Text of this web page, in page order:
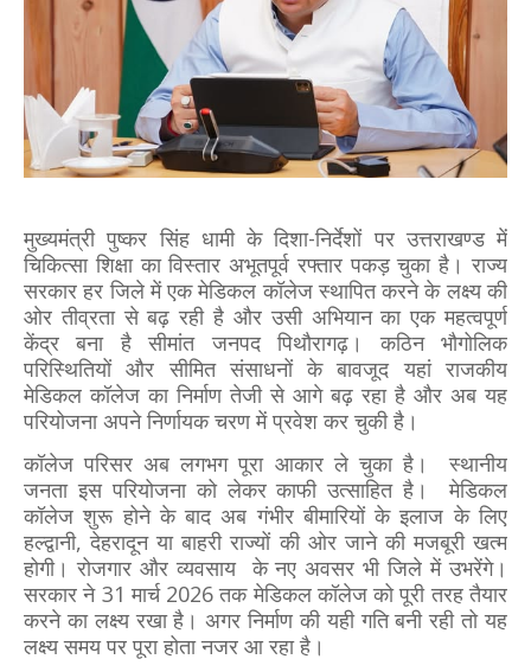
मुख्यमंत्री पुष्कर सिंह धामी के दिशा-निर्देशों पर उत्तराखण्ड में
चिकित्सा शिक्षा का विस्तार अभूतपूर्व रफ्तार पकड़ चुका है। राज्य
सरकार हर जिले में एक मेडिकल कॉलेज स्थापित करने के लक्ष्य की
ओर तीव्रता से बढ़ रही है और उसी अभियान का एक महत्वपूर्ण
केंद्र बना है सीमांत जनपद पिथौरागढ़। कठिन भौगोलिक
परिस्थितियों और सीमित संसाधनों के बावजूद यहां राजकीय
मेडिकल कॉलेज का निर्माण तेजी से आगे बढ़ रहा है और अब यह
परियोजना अपने निर्णायक चरण में प्रवेश कर चुकी है।
कॉलेज परिसर अब लगभग पूरा आकार ले चुका है। स्थानीय
जनता इस परियोजना को लेकर काफी उत्साहित है। मेडिकल
कॉलेज शुरू होने के बाद अब गंभीर बीमारियों के इलाज के लिए
हल्द्वानी, देहरादून या बाहरी राज्यों की ओर जाने की मजबूरी खत्म
होगी। रोजगार और व्यवसाय के नए अवसर भी जिले में उभरेंगे।
सरकार ने 31 मार्च 2026 तक मेडिकल कॉलेज को पूरी तरह तैयार
करने का लक्ष्य रखा है। अगर निर्माण की यही गति बनी रही तो यह
लक्ष्य समय पर पूरा होता नजर आ रहा है।